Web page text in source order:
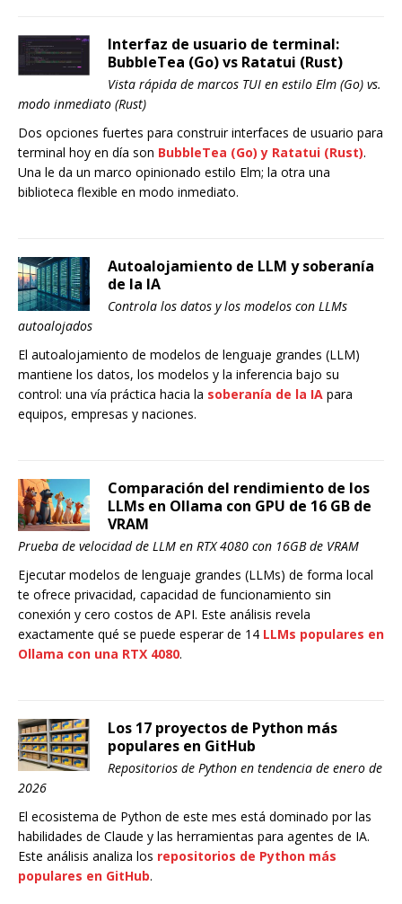
Interfaz de usuario de terminal:
BubbleTea (Go) vs Ratatui (Rust)
Vista rápida de marcos TUI en estilo Elm (Go) vs.
modo inmediato (Rust)
Dos opciones fuertes para construir interfaces de usuario para
terminal hoy en día son BubbleTea (Go) y Ratatui (Rust).
Una le da un marco opinionado estilo Elm; la otra una
biblioteca flexible en modo inmediato.
Autoalojamiento de LLM y soberanía
de la IA
Controla los datos y los modelos con LLMs
autoalojados
El autoalojamiento de modelos de lenguaje grandes (LLM)
mantiene los datos, los modelos y la inferencia bajo su
control: una vía práctica hacia la soberanía de la IA para
equipos, empresas y naciones.
Comparación del rendimiento de los
LLMs en Ollama con GPU de 16 GB de
VRAM
Prueba de velocidad de LLM en RTX 4080 con 16GB de VRAM
Ejecutar modelos de lenguaje grandes (LLMs) de forma local
te ofrece privacidad, capacidad de funcionamiento sin
conexión y cero costos de API. Este análisis revela
exactamente qué se puede esperar de 14 LLMs populares en
Ollama con una RTX 4080.
Los 17 proyectos de Python más
populares en GitHub
Repositorios de Python en tendencia de enero de
2026
El ecosistema de Python de este mes está dominado por las
habilidades de Claude y las herramientas para agentes de IA.
Este análisis analiza los repositorios de Python más
populares en GitHub.